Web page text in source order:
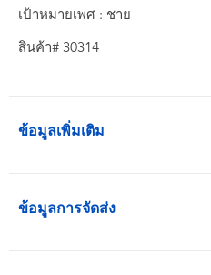
เป้าหมายเพศ : ชาย
สินค้า# 30314
ข้อมูลเพิ่มเติม
ข้อมูลการจัดส่ง